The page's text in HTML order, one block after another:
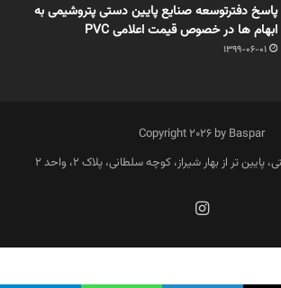
پاسخ دفترتوسعه صنایع پایین دستی پتروشیمی به
ابهام ها در خصوص قیمت اعلامی PVC
1399-06-01
Copyright 2026 by Baspar
تر از بهار شیراز، کوچه سلطانی، پلاک 2، واحد 2